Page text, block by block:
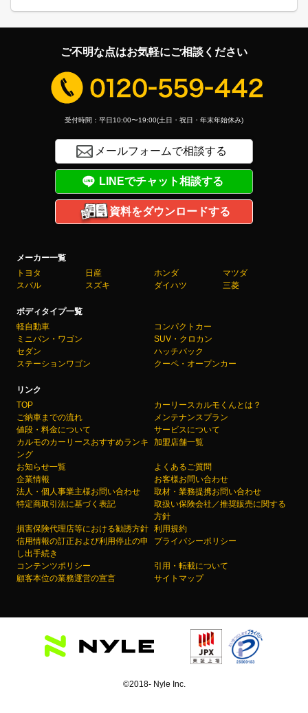
走る開放感は何物にも代えがたい魅力があります。映画などにもよ
低くなっている印象です。カーリースカルモくんではクーペ・オー
プンカーも取り揃えています。カーリースカルモくんならではのお
得なクーペ・オープンカーのカーリース、ぜひご検討ください。
メーカー一覧
トヨタ
日産 ホンダ
マツダ
スバル
スズキ ダイハツ 三菱
ボディタイプ一覧
軽自動車
コンパクトカー
ミニバン・ワゴン
SUV・クロカン
セダン
ハッチバック
ステーションワゴン
クーペ・オープンカー
リンク
TOP
カーリースカルモくんとは？
ご納車までの流れ
メンテナンスプラン
値段・料金について
サービスについて
カルモのカーリースおすすめランキ
ング
加盟店舗一覧
お知らせ一覧
よくあるご質問
企業情報
お客様お問い合わせ
法人・個人事業主様お問い合わせ
取材・業務提携お問い合わせ
特定商取引法に基づく表記
取扱い保険会社／推奨販売に関する
方針
損害保険代理店等における勧誘方針 利用規約
信用情報の訂正および利用停止の申
し出手続き
プライバシーポリシー
コンテンツポリシー
引用・転載について
顧客本位の業務運営の宣言
サイトマップ
ご不明な点はお気軽にご相談ください
受付時間：平日10:00〜19:00(土日・祝日・年末年始休み)
メールフォームで相談する
LINEでチャット相談する
資料をダウンロードする
©2018- Nyle Inc.